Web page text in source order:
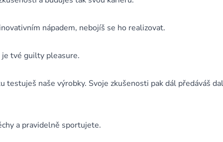
nápadem, nebojíš se ho realizovat.
tvé guilty pleasure.
testuješ naše výrobky. Svoje zkušenosti pak dál předáváš
a pravidelně sportujete.